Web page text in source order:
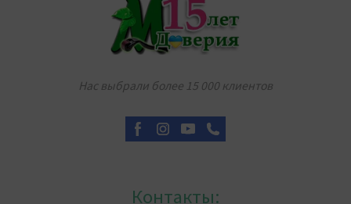
Нас выбрали более 15 000 клиентов
Контакты: